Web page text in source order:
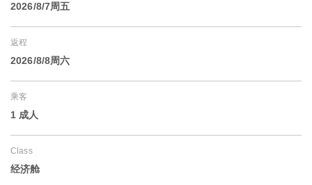
2026/8/7周五
返程
2026/8/8周六
乘客
1 成人
Class
经济舱